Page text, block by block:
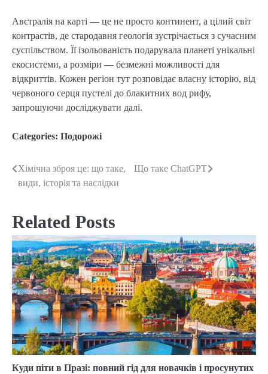
Австралія на карті — це не просто континент, а цілий світ
контрастів, де стародавня геологія зустрічається з сучасним
суспільством. Її ізольованість подарувала планеті унікальні
екосистеми, а розміри — безмежні можливості для
відкриттів. Кожен регіон тут розповідає власну історію, від
червоного серця пустелі до блакитних вод рифу,
запрошуючи досліджувати далі.
Categories: Подорожі
Post
navigation
Хімічна зброя це: що таке,
види, історія та наслідки
Що таке ChatGPT
Related Posts
Куди піти в Празі: повний гід для новачків і просунутих